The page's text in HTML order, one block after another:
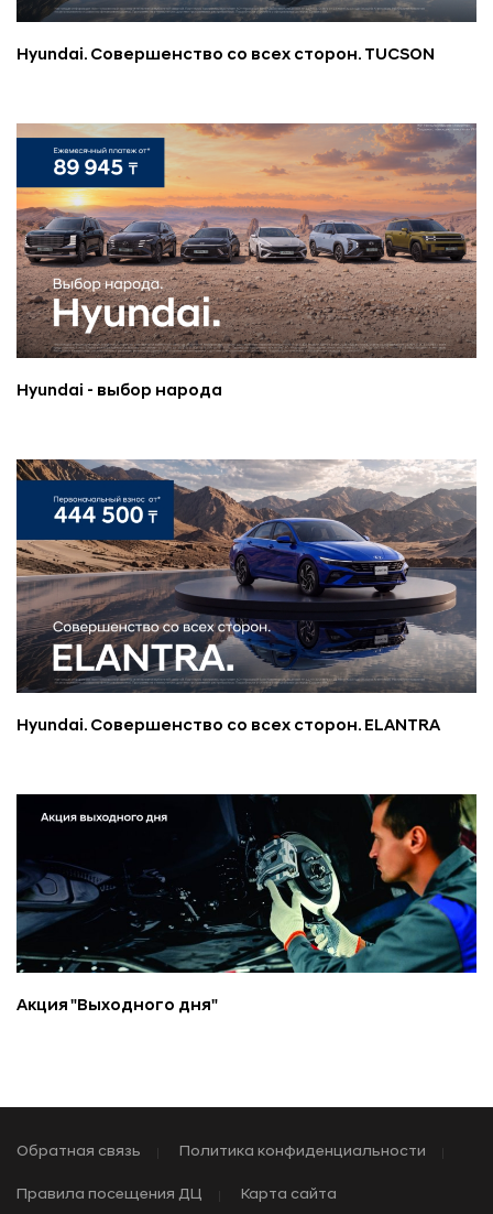
Hyundai. Совершенство со всех сторон. TUCSON
Hyundai - выбор народа
Hyundai. Совершенство со всех сторон. ELANTRA
Акция "Выходного дня"
Обратная связь Политика конфиденциальности
Правила посещения ДЦ Карта сайта